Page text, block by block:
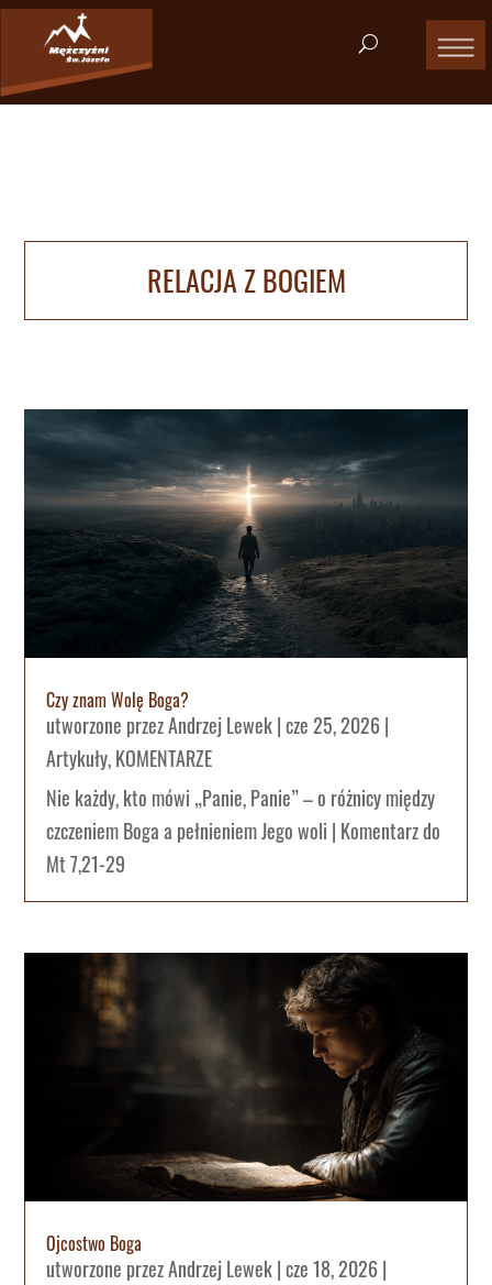
RELACJA Z BOGIEM
Czy znam Wolę Boga?
utworzone przezAndrzej Lewek|cze 25, 2026|
Artykuły,KOMENTARZE
Nie każdy, kto mówi „Panie, Panie” – o różnicy między
czczeniem Boga a pełnieniem Jego woli | Komentarz do
Mt 7,21-29
Ojcostwo Boga
utworzone przezAndrzej Lewek|cze 18, 2026|